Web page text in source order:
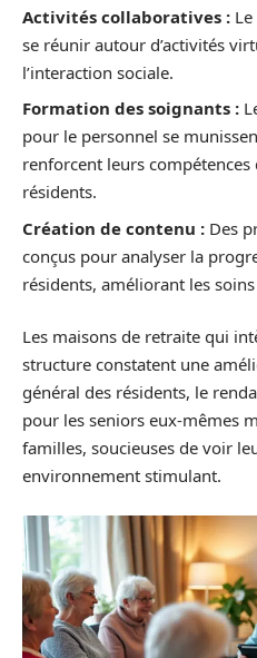
Activités collaboratives :
se réunir autour d’activités
l’interaction sociale.
Formation des soignants :
pour le personnel se
renforcent leurs compétences
résidents.
Création de contenu : Des
conçus pour analyser la
résidents, améliorant les
Les maisons de retraite qui
structure constatent une
général des résidents, le
pour les seniors eux-mêmes
familles, soucieuses de voir
environnement stimulant.